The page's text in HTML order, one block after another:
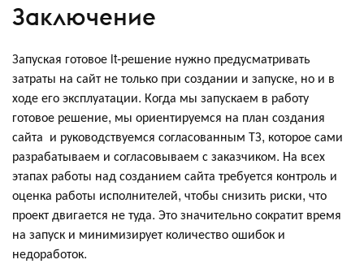
Заключение
Запуская готовое it-решение нужно предусматривать
затраты на сайт не только при создании и запуске, но и в
ходе его эксплуатации. Когда мы запускаем в работу
готовое решение, мы ориентируемся на план создания
сайта и руководствуемся согласованным ТЗ, которое сами
разрабатываем и согласовываем с заказчиком. На всех
этапах работы над созданием сайта требуется контроль и
оценка работы исполнителей, чтобы снизить риски, что
проект двигается не туда. Это значительно сократит время
на запуск и минимизирует количество ошибок и
недоработок.